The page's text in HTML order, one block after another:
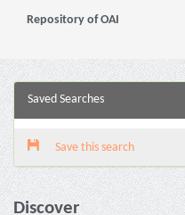
Repository of OAI
Saved Searches
Save this search
Discover